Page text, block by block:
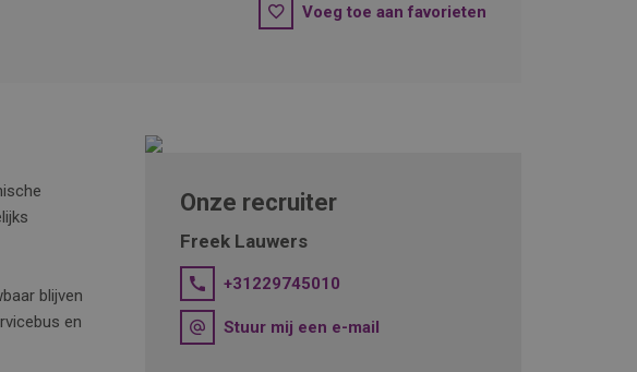
Voeg toe aan favorieten
blijven
en
Onze recruiter
Freek Lauwers
+31229745010
Stuur mij een e-mail